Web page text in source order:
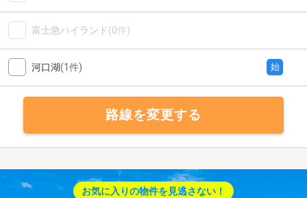
富士急ハイランド(0件)
河口湖(1件) 始
路線を変更する
お気に入りの物件を見逃さない！